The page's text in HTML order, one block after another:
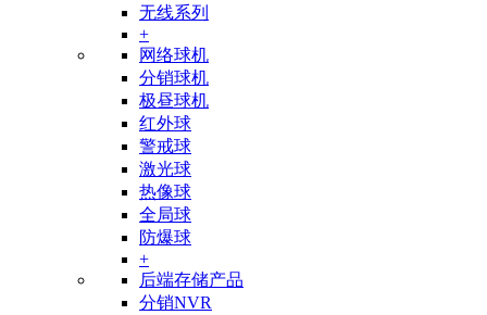
无线系列
+
网络球机
分销球机
极昼球机
红外球
警戒球
激光球
热像球
全局球
防爆球
+
后端存储产品
分销NVR